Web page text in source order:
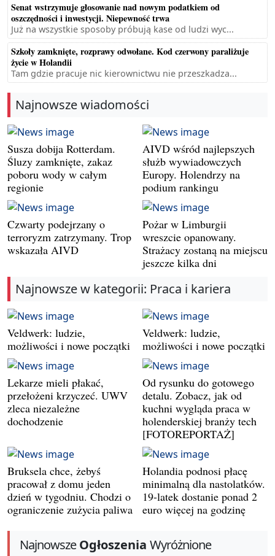
Senat wstrzymuje głosowanie nad nowym podatkiem od
oszczędności i inwestycji. Niepewność trwa
Już na wszystkie sposoby próbują kase od ludzi wyc...
Szkoły zamknięte, rozprawy odwołane. Kod czerwony paraliżuje
życie w Holandii
Tam gdzie pracuje nic kierownictwu nie przeszkadza...
Najnowsze wiadomości
Susza dobija Rotterdam.
Śluzy zamknięte, zakaz
poboru wody w całym
regionie
AIVD wśród najlepszych
służb wywiadowczych
Europy. Holendrzy na
podium rankingu
Czwarty podejrzany o
terroryzm zatrzymany. Trop
wskazała AIVD
Pożar w Limburgii
wreszcie opanowany.
Strażacy zostaną na miejscu
jeszcze kilka dni
Najnowsze w kategorii: Praca i kariera
Veldwerk: ludzie,
możliwości i nowe początki
Veldwerk: ludzie,
możliwości i nowe początki
Lekarze mieli płakać,
przełożeni krzyczeć. UWV
zleca niezależne
dochodzenie
Od rysunku do gotowego
detalu. Zobacz, jak od
kuchni wygląda praca w
holenderskiej branży tech
[FOTOREPORTAŻ]
Bruksela chce, żebyś
pracował z domu jeden
dzień w tygodniu. Chodzi o
ograniczenie zużycia paliwa
Holandia podnosi płacę
minimalną dla nastolatków.
19-latek dostanie ponad 2
euro więcej na godzinę
NajnowszeOgłoszenia Wyróżnione